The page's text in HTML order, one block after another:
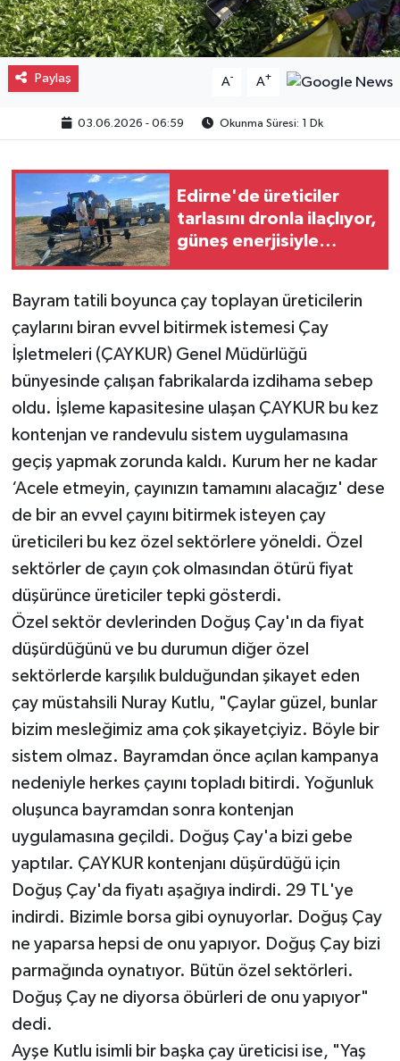
Paylaş A- A+
03.06.2026 - 06:59 Okunma Süresi: 1 Dk
Edirne'de üreticiler
tarlasını dronla ilaçlıyor,
güneş enerjisiyle
Bayram tatili boyunca çay toplayan üreticilerin
çaylarını biran evvel bitirmek istemesi Çay
İşletmeleri (ÇAYKUR) Genel Müdürlüğü
bünyesinde çalışan fabrikalarda izdihama sebep
oldu. İşleme kapasitesine ulaşan ÇAYKUR bu kez
kontenjan ve randevulu sistem uygulamasına
geçiş yapmak zorunda kaldı. Kurum her ne kadar
‘Acele etmeyin, çayınızın tamamını alacağız' dese
de bir an evvel çayını bitirmek isteyen çay
üreticileri bu kez özel sektörlere yöneldi. Özel
sektörler de çayın çok olmasından ötürü fiyat
düşürünce üreticiler tepki gösterdi.
Özel sektör devlerinden Doğuş Çay'ın da fiyat
düşürdüğünü ve bu durumun diğer özel
sektörlerde karşılık bulduğundan şikayet eden
çay müstahsili Nuray Kutlu, "Çaylar güzel, bunlar
bizim mesleğimiz ama çok şikayetçiyiz. Böyle bir
sistem olmaz. Bayramdan önce açılan kampanya
nedeniyle herkes çayını topladı bitirdi. Yoğunluk
oluşunca bayramdan sonra kontenjan
uygulamasına geçildi. Doğuş Çay'a bizi gebe
yaptılar. ÇAYKUR kontenjanı düşürdüğü için
Doğuş Çay'da fiyatı aşağıya indirdi. 29 TL'ye
indirdi. Bizimle borsa gibi oynuyorlar. Doğuş Çay
ne yaparsa hepsi de onu yapıyor. Doğuş Çay bizi
parmağında oynatıyor. Bütün özel sektörleri.
Doğuş Çay ne diyorsa öbürleri de onu yapıyor"
dedi.
Ayşe Kutlu isimli bir başka çay üreticisi ise, "Yaş
Eğitim